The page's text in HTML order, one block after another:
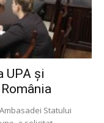
UPA și
Statului